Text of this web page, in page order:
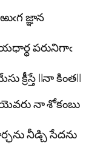
జ్ఞాన
పరునిగాఁ
క్రీస్తే ||నా కింత||
యెవరు నా శోకంబు
నీడ్చి సేదను